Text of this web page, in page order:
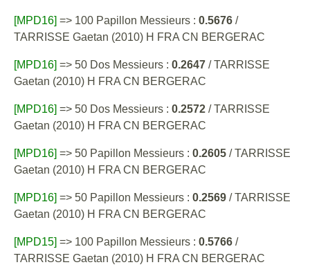
[MPD16] => 100 Papillon Messieurs : 0.5676 /
TARRISSE Gaetan (2010) H FRA CN BERGERAC
[MPD16] => 50 Dos Messieurs : 0.2647 / TARRISSE
Gaetan (2010) H FRA CN BERGERAC
[MPD16] => 50 Dos Messieurs : 0.2572 / TARRISSE
Gaetan (2010) H FRA CN BERGERAC
[MPD16] => 50 Papillon Messieurs : 0.2605 / TARRISSE
Gaetan (2010) H FRA CN BERGERAC
[MPD16] => 50 Papillon Messieurs : 0.2569 / TARRISSE
Gaetan (2010) H FRA CN BERGERAC
[MPD15] => 100 Papillon Messieurs : 0.5766 /
TARRISSE Gaetan (2010) H FRA CN BERGERAC